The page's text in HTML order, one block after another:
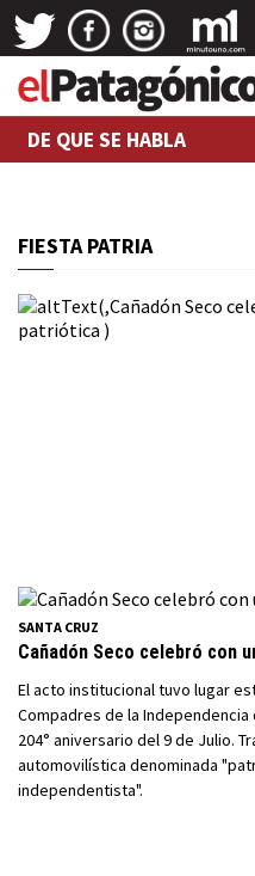
DE QUE SE HABLA
FIESTA PATRIA
SANTA CRUZ
Cañadón Seco celebró con
El acto institucional tuvo lugar
Compadres de la
204° aniversario del 9 de Julio.
automovilística denominada
independentista".